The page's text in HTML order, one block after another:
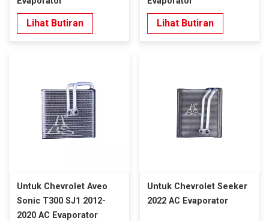
Lihat Butiran Lihat Butiran
Untuk Chevrolet Aveo
Sonic T300 SJ1 2012-
2020 AC Evaporator
Untuk Chevrolet Seeker
2022 AC Evaporator